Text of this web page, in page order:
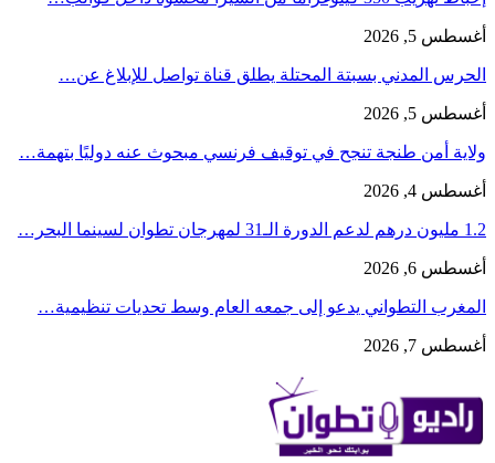
أغسطس 5, 2026
الحرس المدني بسبتة المحتلة يطلق قناة تواصل للإبلاغ عن…
أغسطس 5, 2026
ولاية أمن طنجة تنجح في توقيف فرنسي مبحوث عنه دوليًا بتهمة…
أغسطس 4, 2026
1.2 مليون درهم لدعم الدورة الـ31 لمهرجان تطوان لسينما البحر…
أغسطس 6, 2026
المغرب التطواني يدعو إلى جمعه العام وسط تحديات تنظيمية…
أغسطس 7, 2026